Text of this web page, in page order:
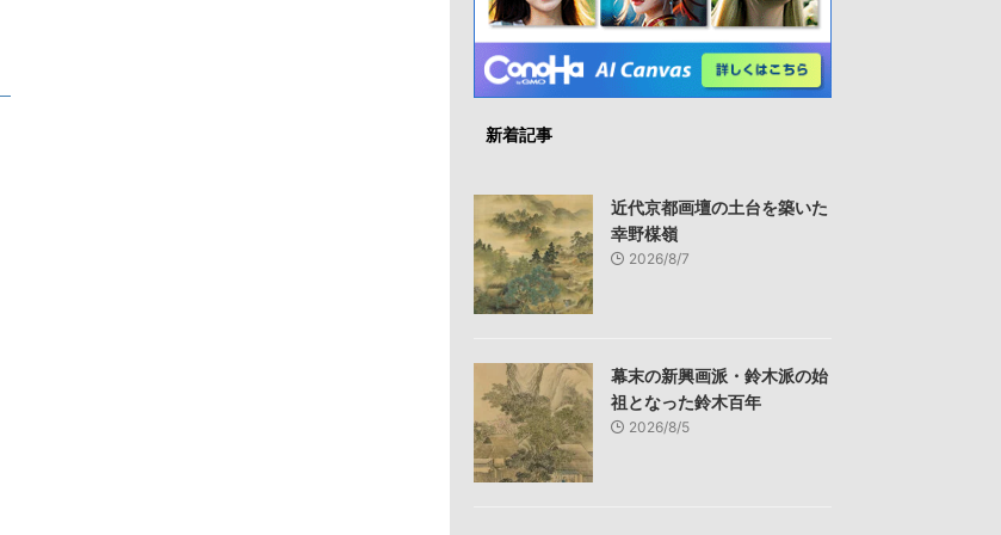
新着記事
近代京都画壇の土台を築いた
幸野楳嶺
2026/8/7
幕末の新興画派・鈴木派の始
祖となった鈴木百年
2026/8/5